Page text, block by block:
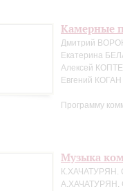
Камерные
Дмитрий
Екатерина
Алексей
Евгений
Программу
Музыка
К.ХАЧАТУРЯН.
А.ХАЧАТУРЯН.